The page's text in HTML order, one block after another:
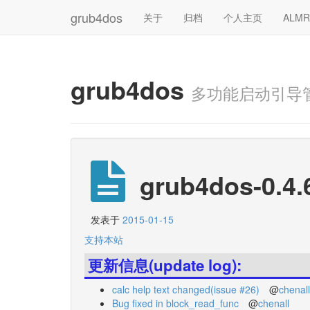
grub4dos 关于 归档 个人主页
grub4dos 多功能启动引导
grub4dos-
发表于 2015-01-15
支持本站
更新信息(update log):
calc help text changed(issue #26) @chenall
Bug fixed in block_read_func @chenall